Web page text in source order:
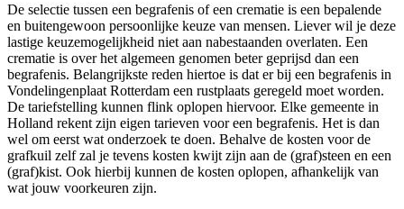
De selectie tussen een begrafenis of een crematie is een bepalende
en buitengewoon persoonlijke keuze van mensen. Liever wil je deze
lastige keuzemogelijkheid niet aan nabestaanden overlaten. Een
crematie is over het algemeen genomen beter geprijsd dan een
begrafenis. Belangrijkste reden hiertoe is dat er bij een begrafenis in
Vondelingenplaat Rotterdam een rustplaats geregeld moet worden.
De tariefstelling kunnen flink oplopen hiervoor. Elke gemeente in
Holland rekent zijn eigen tarieven voor een begrafenis. Het is dan
wel om eerst wat onderzoek te doen. Behalve de kosten voor de
grafkuil zelf zal je tevens kosten kwijt zijn aan de (graf)steen en een
(graf)kist. Ook hierbij kunnen de kosten oplopen, afhankelijk van
wat jouw voorkeuren zijn.